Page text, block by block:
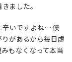
ました。
辛いですよね… 僕
があるから毎日虚
もなくなって本当